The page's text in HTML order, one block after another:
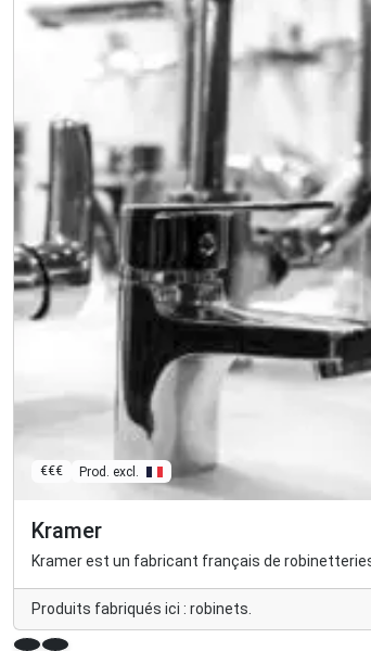
€€€ Prod. excl.
Kramer
Kramer est un fabricant français de
Produits fabriqués ici : robinets.